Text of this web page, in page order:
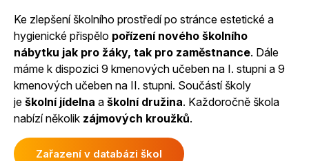
Ke zlepšení školního prostředí po stránce estetické a
hygienické přispělo pořízení nového školního
nábytku jak pro žáky, tak pro zaměstnance. Dále
máme k dispozici 9 kmenových učeben na I. stupni a 9
kmenových učeben na II. stupni. Součástí školy
je školní jídelna a školní družina. Každoročně škola
nabízí několik zájmových kroužků.
Zařazení v databázi škol